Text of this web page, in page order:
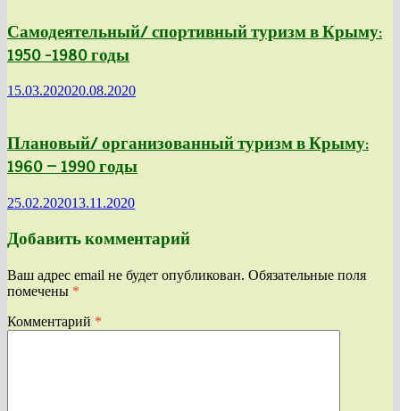
Самодеятельный/ спортивный туризм в Крыму:
1950 -1980 годы
15.03.202020.08.2020
Плановый/ организованный туризм в Крыму:
1960 — 1990 годы
25.02.202013.11.2020
Добавить комментарий
Ваш адрес email не будет опубликован. Обязательные поля
помечены *
Комментарий *